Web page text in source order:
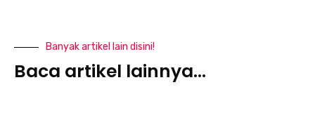
Banyak artikel lain disini!
Baca artikel lainnya...